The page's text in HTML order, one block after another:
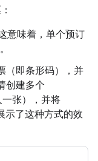
意味着，单个预订
（即条形码），并
创建多个
一张），并将
示了这种方式的效